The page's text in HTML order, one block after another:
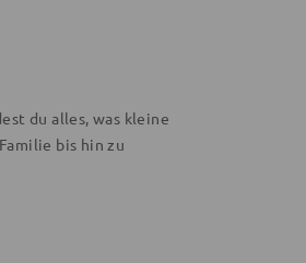
du alles, was kleine
bis hin zu